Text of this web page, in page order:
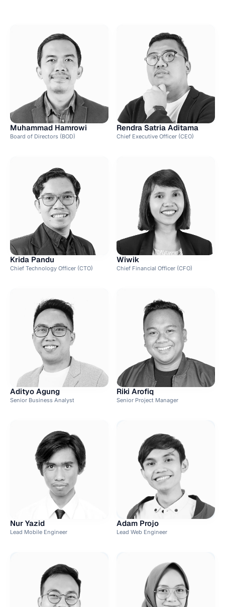
Muhammad Hamrowi
Board of Directors (BOD)
Rendra Satria Aditama
Chief Executive Officer (CEO)
Krida Pandu
Chief Technology Officer (CTO)
Wiwik
Chief Financial Officer (CFO)
Adityo Agung
Senior Business Analyst
Riki Arofiq
Senior Project Manager
Nur Yazid
Lead Mobile Engineer
Adam Projo
Lead Web Engineer